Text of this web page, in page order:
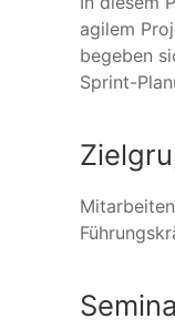
agilem
begeben
Sprint-